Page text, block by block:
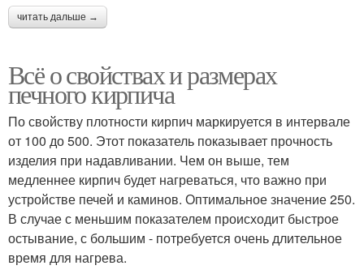
читать дальше →
Всё о свойствах и размерах
печного кирпича
По свойству плотности кирпич маркируется в интервале
от 100 до 500. Этот показатель показывает прочность
изделия при надавливании. Чем он выше, тем
медленнее кирпич будет нагреваться, что важно при
устройстве печей и каминов. Оптимальное значение 250.
В случае с меньшим показателем происходит быстрое
остывание, с большим - потребуется очень длительное
время для нагрева.